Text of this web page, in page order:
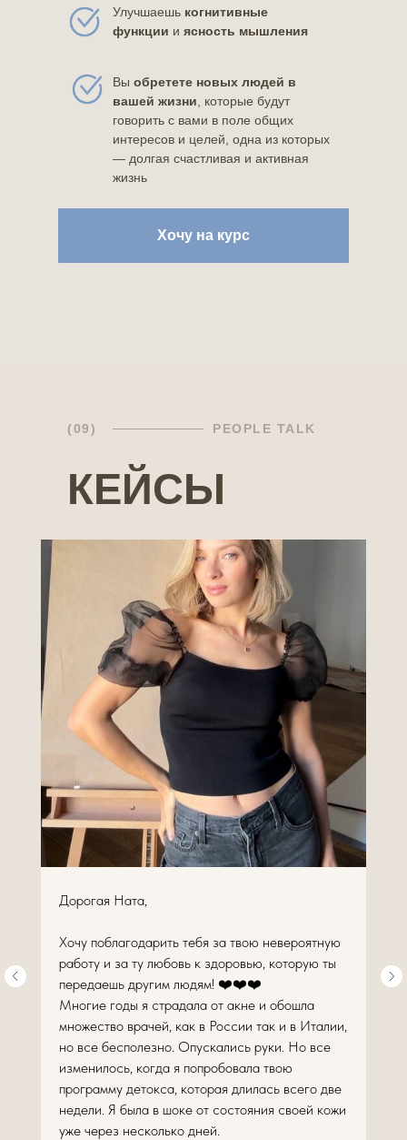
Вы обретете новых людей в
вашей жизни , которые будут
говорить с вами в поле общих
интересов и целей, одна из которых
— долгая счастливая и активная
жизнь
Улучшаешь когнитивные
функции и ясность мышления
Хочу на курс
КЕЙСЫ
(09) PEOPLE TALK
Дорогая Ната,
Хочу поблагодарить тебя за твою невероятную
работу и за ту любовь к здоровью, которую ты
передаешь другим людям! ❤️❤️❤️
Многие годы я страдала от акне и обошла
множество врачей, как в России так и в Италии,
но все бесполезно. Опускались руки. Но все
изменилось, когда я попробовала твою
программу детокса, которая длилась всего две
недели. Я была в шоке от состояния своей кожи
уже через несколько дней.